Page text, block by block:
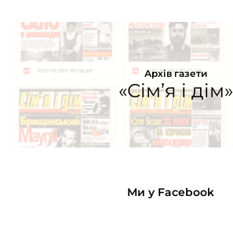
Архів газети
«Сім’я і дім»
Ми у Facebook